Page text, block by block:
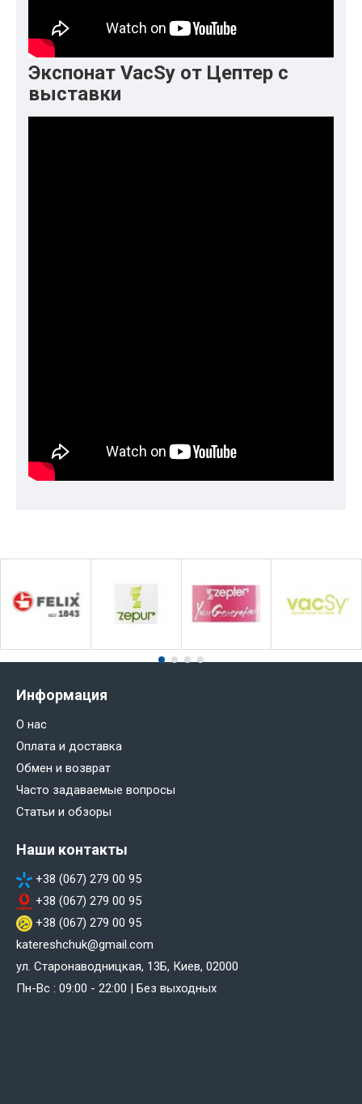
Экспонат VacSy от Цептер с
выставки
Информация
О нас
Оплата и доставка
Обмен и возврат
Часто задаваемые вопросы
Статьи и обзоры
Наши контакты
+38 (067) 279 00 95
+38 (067) 279 00 95
+38 (067) 279 00 95
katereshchuk@gmail.com
ул. Старонаводницкая, 13Б, Киев, 02000
Пн-Вс : 09:00 - 22:00 | Без выходных